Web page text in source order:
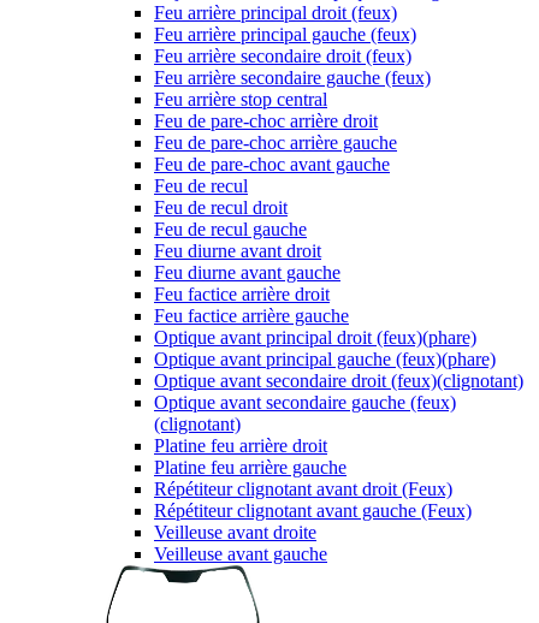
Feu arrière principal droit (feux)
Feu arrière principal gauche (feux)
Feu arrière secondaire droit (feux)
Feu arrière secondaire gauche (feux)
Feu arrière stop central
Feu de pare-choc arrière droit
Feu de pare-choc arrière gauche
Feu de pare-choc avant gauche
Feu de recul
Feu de recul droit
Feu de recul gauche
Feu diurne avant droit
Feu diurne avant gauche
Feu factice arrière droit
Feu factice arrière gauche
Optique avant principal droit (feux)(phare)
Optique avant principal gauche (feux)(phare)
Optique avant secondaire droit (feux)(clignotant)
Optique avant secondaire gauche (feux)
(clignotant)
Platine feu arrière droit
Platine feu arrière gauche
Répétiteur clignotant avant droit (Feux)
Répétiteur clignotant avant gauche (Feux)
Veilleuse avant droite
Veilleuse avant gauche